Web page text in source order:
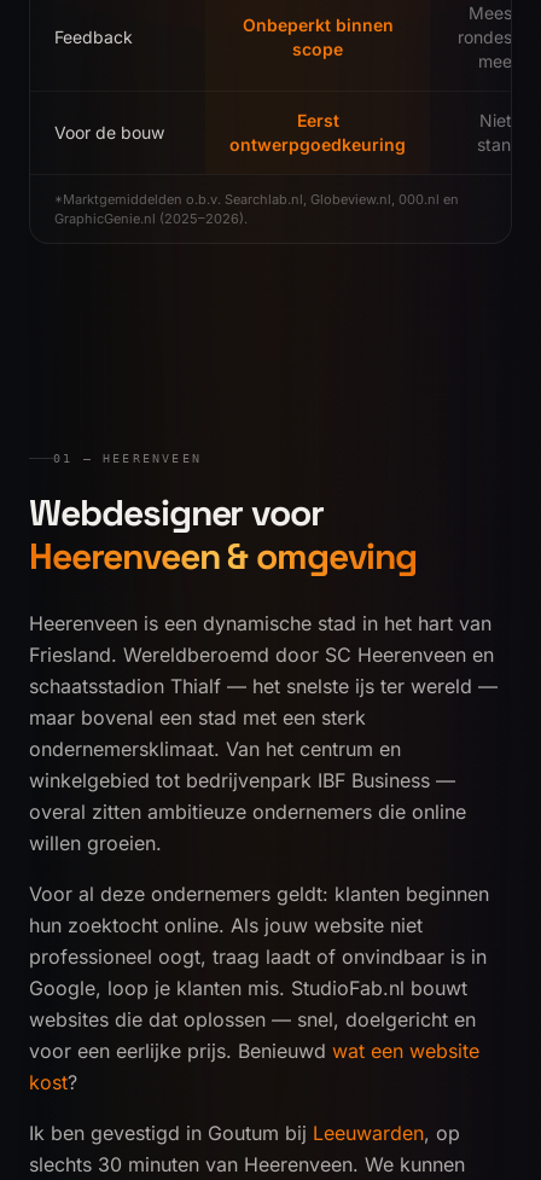
Feedback
Onbeperkt binnen
scope
Meestal
rondes,
Voor de bouw
Eerst
ontwerpgoedkeuring
Niet
*Marktgemiddelden o.b.v. Searchlab.nl, Globeview.nl, 000.nl en
GraphicGenie.nl (2025–2026).
01 — HEERENVEEN
Webdesigner voor
Heerenveen & omgeving
Heerenveen is een dynamische stad in het hart van
Friesland. Wereldberoemd door SC Heerenveen en
schaatsstadion Thialf — het snelste ijs ter wereld —
maar bovenal een stad met een sterk
ondernemersklimaat. Van het centrum en
winkelgebied tot bedrijvenpark IBF Business —
overal zitten ambitieuze ondernemers die online
willen groeien.
Voor al deze ondernemers geldt: klanten beginnen
hun zoektocht online. Als jouw website niet
professioneel oogt, traag laadt of onvindbaar is in
Google, loop je klanten mis. StudioFab.nl bouwt
websites die dat oplossen — snel, doelgericht en
voor een eerlijke prijs. Benieuwd wat een website
kost?
Ik ben gevestigd in Goutum bij Leeuwarden, op
slechts 30 minuten van Heerenveen. We kunnen